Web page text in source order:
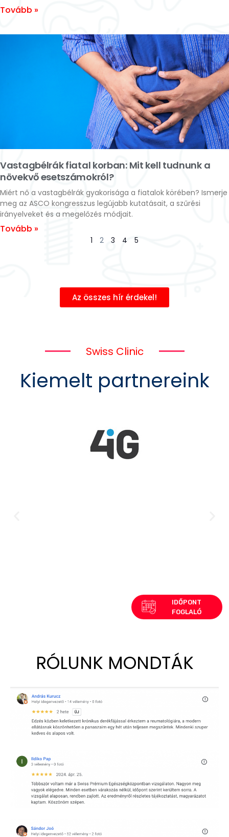
Tovább »
Vastagbélrák fiatal korban: Mit kell tudnunk a
növekvő esetszámokról?
Miért nő a vastagbélrák gyakorisága a fiatalok körében? Ismerje
meg az ASCO kongresszus legújabb kutatásait, a szűrési
irányelveket és a megelőzés módjait.
Tovább »
1 2 3 4 5
Az összes hír érdekel!
Swiss Clinic
Kiemelt partnereink
RÓLUNK MONDTÁK